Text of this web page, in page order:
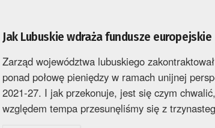
Jak Lubuskie wdraża fundusze europejskie
Zarząd województwa lubuskiego
ponad połowę pieniędzy w ramach unijnej
2021-27. I jak przekonuje, jest się czym
względem tempa przesunęliśmy się z